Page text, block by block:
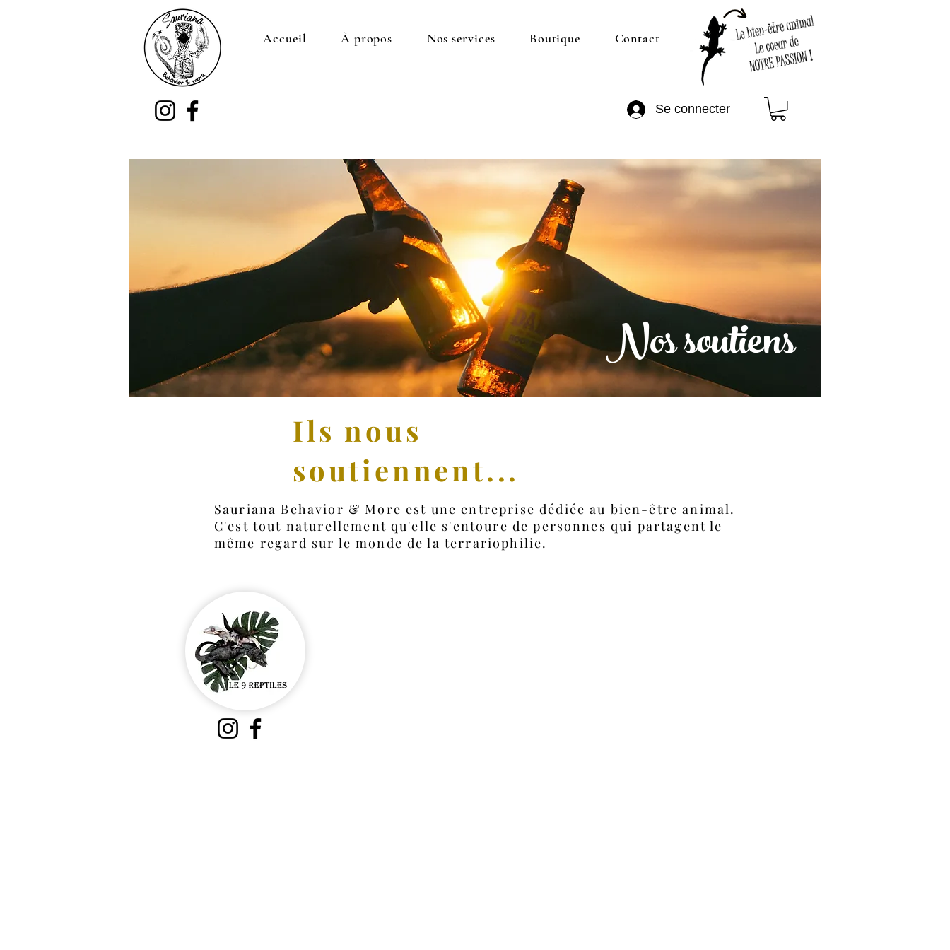
Accueil À propos Nos services Boutique Contact
Se connecter
Nos soutiens
Ils nous
soutiennent...
Sauriana Behavior & More est une entreprise dédiée au bien-être animal.
C'est tout naturellement qu'elle s'entoure de personnes qui partagent le
même regard sur le monde de la terrariophilie.